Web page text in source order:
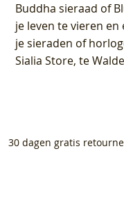
Buddha sieraad of
je leven te vieren
je sieraden of
Sialia Store, te
30 dagen gratis